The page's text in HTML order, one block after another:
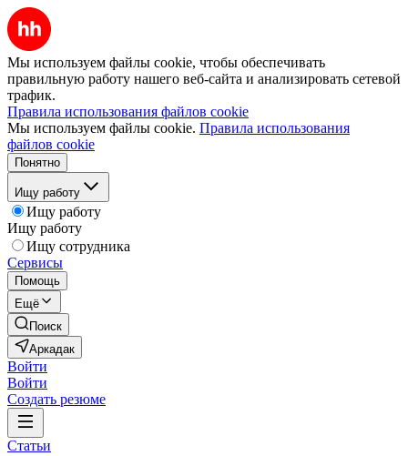
Мы используем файлы cookie, чтобы обеспечивать
правильную работу нашего веб-сайта и анализировать сетевой
трафик.
Правила использования файлов cookie
Мы используем файлы cookie. Правила использования
файлов cookie
Понятно
Ищу работу
Ищу работу
Ищу работу
Ищу сотрудника
Сервисы
Помощь
Ещё
Поиск
Аркадак
Войти
Войти
Создать резюме
Статьи